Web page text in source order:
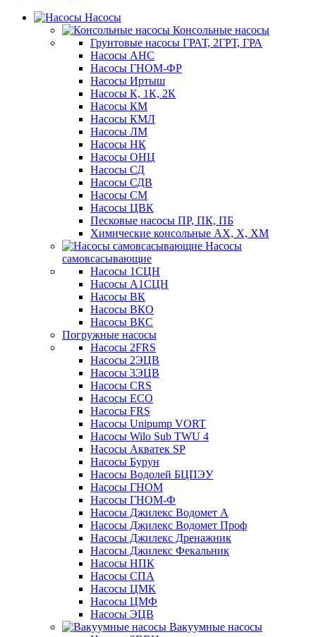
Насосы
Консольные насосы
Грунтовые насосы ГРАТ, 2ГРТ, ГРА
Насосы АНС
Насосы ГНОМ-ФР
Насосы Иртыш
Насосы К, 1К, 2К
Насосы КМ
Насосы КМЛ
Насосы ЛМ
Насосы НК
Насосы ОНЦ
Насосы СД
Насосы СДВ
Насосы СМ
Насосы ЦВК
Песковые насосы ПР, ПК, ПБ
Химические консольные АХ, Х, ХМ
Насосы
самовсасывающие
Насосы 1СЦН
Насосы А1СЦН
Насосы ВК
Насосы ВКО
Насосы ВКС
Погружные насосы
Насосы 2FRS
Насосы 2ЭЦВ
Насосы 3ЭЦВ
Насосы CRS
Насосы ECO
Насосы FRS
Насосы Unipump VORT
Насосы Wilo Sub TWU 4
Насосы Акватек SP
Насосы Бурун
Насосы Водолей БЦПЭУ
Насосы ГНОМ
Насосы ГНОМ-Ф
Насосы Джилекс Водомет А
Насосы Джилекс Водомет Проф
Насосы Джилекс Дренажник
Насосы Джилекс Фекальник
Насосы НПК
Насосы СПА
Насосы ЦМК
Насосы ЦМФ
Насосы ЭЦВ
Вакуумные насосы